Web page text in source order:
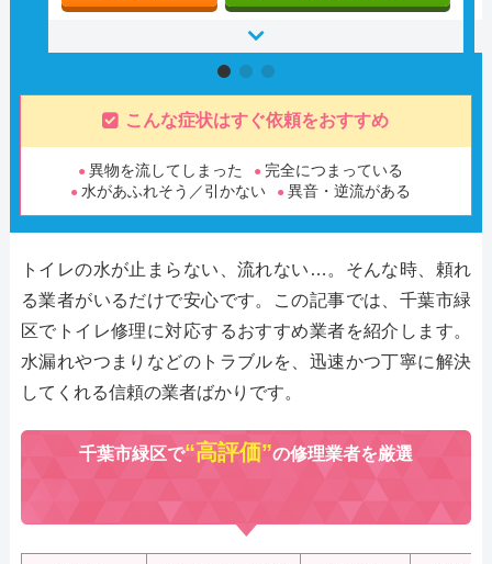
こんな症状はすぐ依頼をおすすめ
異物を流してしまった
完全につまっている
水があふれそう／引かない
異音・逆流がある
トイレの水が止まらない、流れない…。そんな時、頼れ
る業者がいるだけで安心です。この記事では、千葉市緑
区でトイレ修理に対応するおすすめ業者を紹介します。
水漏れやつまりなどのトラブルを、迅速かつ丁寧に解決
してくれる信頼の業者ばかりです。
千葉市緑区で“高評価”の修理業者を厳選